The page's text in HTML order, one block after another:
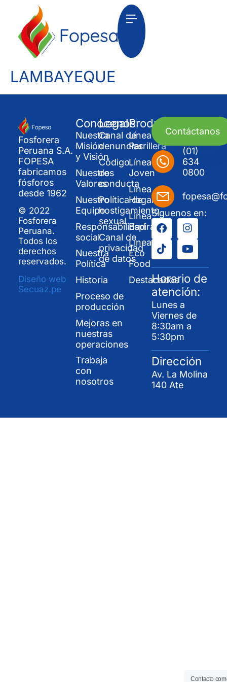
LAMBAYEQUE
Fosforera
Peruana S.A.
FOPESA
fabricamos
fósforos
desde 1962
© 2022
Fosforera
Peruana.
Todos los
derechos
reservados.
Diseño web
Secuaz.pe
Conócenos
Nuestra
Misión
y Visión
Nuestros
Valores
Nuestro
Equipo
Responsabilidad
social
Nuestra
Política
Historia
Proceso de
producción
Mejoras en
nuestras
operaciones
Trabaja
con
nosotros
Legal
Canal de
denuncias
Código
de
conducta
Política de
hostigamiento
sexual
Canal de
privacidad
de datos
Productos
Línea
Parrillera
Línea
Joven
Línea
Hogar
Línea
Espirales
Línea
Eco
Food
Destacados
Contáctanos
(01)
634
0800
Síguenos en:
Horario de
atención:
Lunes a
Viernes de
8:30am a
5:30pm
Dirección
Av. La Molina
140 Ate
Contacto